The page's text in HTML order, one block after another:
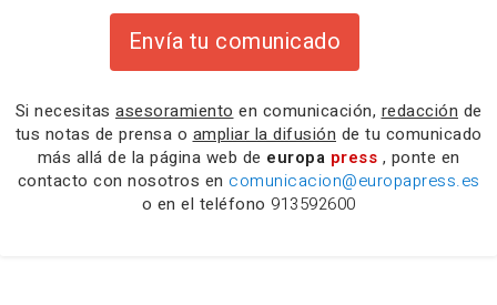
Envía tu comunicado
Si necesitas asesoramiento en comunicación, redacción de
tus notas de prensa o ampliar la difusión de tu comunicado
más allá de la página web de europa press , ponte en
contacto con nosotros en comunicacion@europapress.es
o en el teléfono 913592600